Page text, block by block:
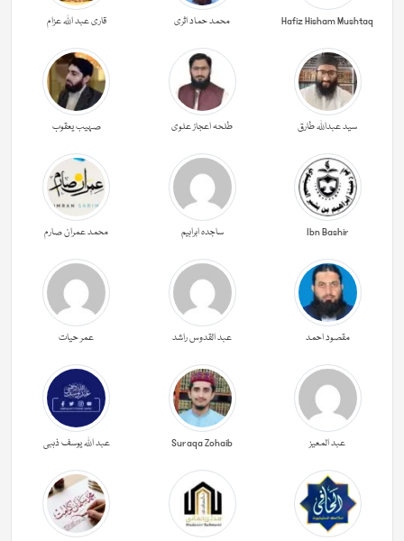
Hafiz Hisham Mushtaq محمد حماد اثری قاری عبد اللہ عزام
سید عبداللہ طارق طلحہ اعجاز علوی صہیب یعقوب
Ibn Bashir ساجدہ ابراہیم محمد عمران صارم
مقصود احمد عبد القدوس راشد عمر حیات
عبد المعیز Suraqa Zohaib عبد اللہ یوسف ذہبی